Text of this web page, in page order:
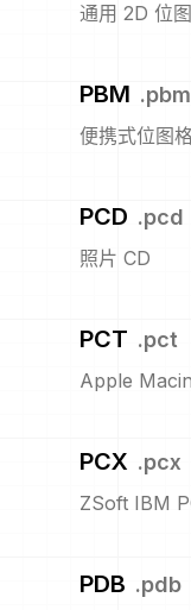
通用 2D 位
PBM .pbm
便携式位图
PCD .pcd
照片 CD
PCT .pct
Apple
PCX .pcx
ZSoft IBM
PDB .pdb